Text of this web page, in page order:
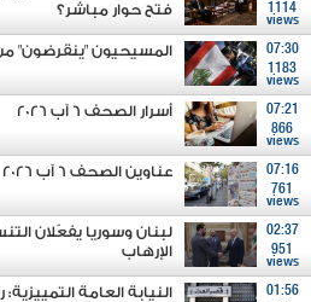
1114
views
فتح حوار مباشر؟
07:30
1183
views
المسيحيون "ينقرضون"
07:21
866
views
أسرار الصحف 6 آب 2026
07:16
761
views
عناوين الصحف 6 آب 2026
02:37
951
views
لبنان وسوريا يفعّلان
الإرهاب
01:56
النيابة العامة